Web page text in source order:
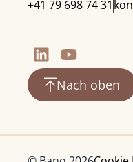
+41 79 698 74 31
Nach oben